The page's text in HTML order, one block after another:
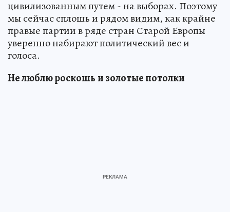
цивилизованным путем - на выборах. Поэтому
мы сейчас сплошь и рядом видим, как крайне
правые партии в ряде стран Старой Европы
уверенно набирают политический вес и
голоса.
Не люблю роскошьи золотые потолки